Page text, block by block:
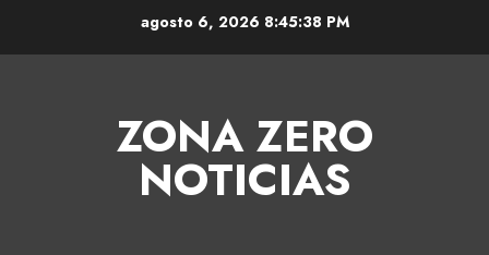
agosto 6, 2026 8:45:39 PM
ZONA ZERO
NOTICIAS